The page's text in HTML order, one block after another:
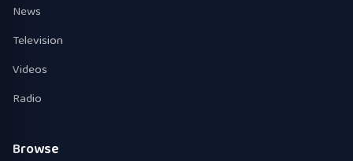
News
Television
Videos
Radio
Browse